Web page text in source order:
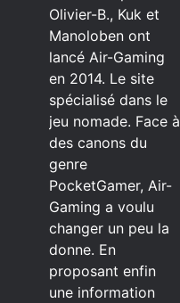
Olivier-B., Kuk et
Manoloben ont
lancé Air-Gaming
en 2014. Le site
spécialisé dans le
jeu nomade. Face à
des canons du
genre
PocketGamer, Air-
Gaming a voulu
changer un peu la
donne. En
proposant enfin
une information